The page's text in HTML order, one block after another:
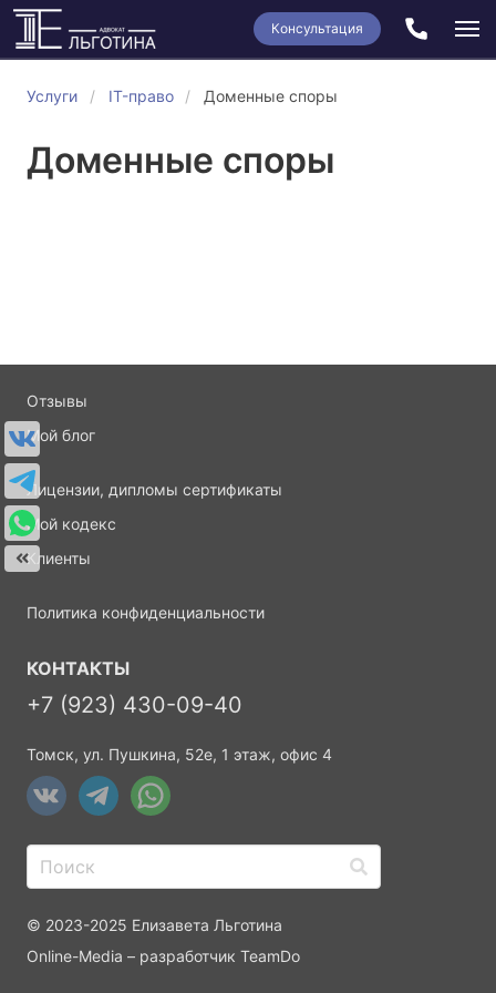
Консультация
Услуги IT-право Доменные споры
Доменные споры
Отзывы
Мой блог
Лицензии, дипломы сертификаты
Мой кодекс
Клиенты
Политика конфиденциальности
КОНТАКТЫ
+7 (923) 430-09-40
Томск, ул. Пушкина, 52е, 1 этаж, офис 4
© 2023-2025 Елизавета Льготина
Online-Media – разработчик TeamDo